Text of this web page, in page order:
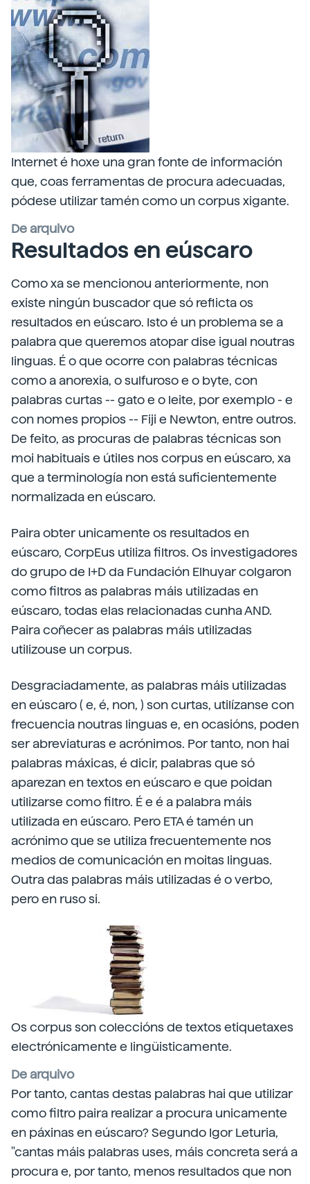
Internet é hoxe una gran fonte de información
que, coas ferramentas de procura adecuadas,
pódese utilizar tamén como un corpus xigante.
De arquivo
Resultados en eúscaro
Como xa se mencionou anteriormente, non
existe ningún buscador que só reflicta os
resultados en eúscaro. Isto é un problema se a
palabra que queremos atopar dise igual noutras
linguas. É o que ocorre con palabras técnicas
como a anorexia, o sulfuroso e o byte, con
palabras curtas -- gato e o leite, por exemplo - e
con nomes propios -- Fiji e Newton, entre outros.
De feito, as procuras de palabras técnicas son
moi habituais e útiles nos corpus en eúscaro, xa
que a terminología non está suficientemente
normalizada en eúscaro.
Paira obter unicamente os resultados en
eúscaro, CorpEus utiliza filtros. Os investigadores
do grupo de I+D da Fundación Elhuyar colgaron
como filtros as palabras máis utilizadas en
eúscaro, todas elas relacionadas cunha AND.
Paira coñecer as palabras máis utilizadas
utilizouse un corpus.
Desgraciadamente, as palabras máis utilizadas
en eúscaro ( e, é, non, ) son curtas, utilízanse con
frecuencia noutras linguas e, en ocasións, poden
ser abreviaturas e acrónimos. Por tanto, non hai
palabras máxicas, é dicir, palabras que só
aparezan en textos en eúscaro e que poidan
utilizarse como filtro. É e é a palabra máis
utilizada en eúscaro. Pero ETA é tamén un
acrónimo que se utiliza frecuentemente nos
medios de comunicación en moitas linguas.
Outra das palabras máis utilizadas é o verbo,
pero en ruso si.
Os corpus son coleccións de textos etiquetaxes
electrónicamente e lingüisticamente.
De arquivo
Por tanto, cantas destas palabras hai que utilizar
como filtro paira realizar a procura unicamente
en páxinas en eúscaro? Segundo Igor Leturia,
"cantas máis palabras uses, máis concreta será a
procura e, por tanto, menos resultados que non